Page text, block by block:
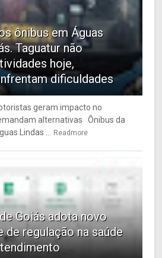
ônibus em Águas
Taguatur não
hoje,
dificuldades
geram impacto no
alternativas Ônibus da
Lindas ... Readmore
Goiás adota novo
de regulação na saúde